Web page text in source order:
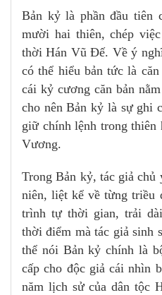
Bản kỷ là phần đầu tiên
mười hai thiên, chép
thời Hán Vũ Đế. Về ý
có thể hiểu bản tức là
cái kỷ cương căn bản
cho nên Bản kỷ là sự ghi
giữ chính lệnh trong thiên
Vương.
Trong Bản kỷ, tác giả chủ
niên, liệt kể về từng triều
trình tự thời gian, trải
thời điểm mà tác giả sinh
thể nói Bản kỷ chính là
cấp cho độc giả cái nhìn
năm lịch sử của dân tộc